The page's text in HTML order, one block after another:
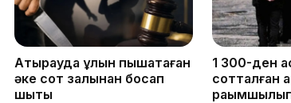
Атырауда ұлын пышақтаған
әке сот залынан босап
шықты
1 300-ден
сотталған